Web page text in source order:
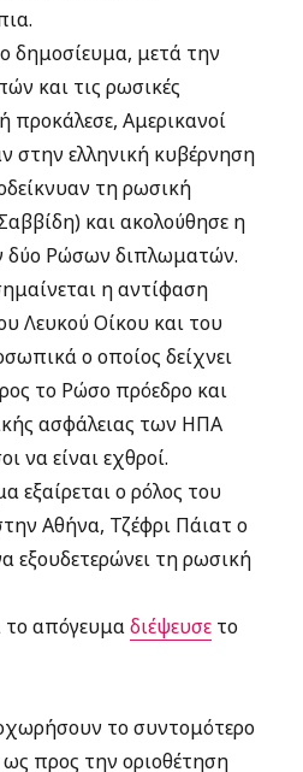
δημοσίευμα, μετά την
και τις ρωσικές
προκάλεσε, Αμερικανοί
στην ελληνική κυβέρνηση
τη ρωσική
και ακολούθησε η
δύο Ρώσων διπλωματών.
η αντίφαση
Λευκού Οίκου και του
ο οποίος δείχνει
το Ρώσο πρόεδρο και
ασφάλειας των ΗΠΑ
να είναι εχθροί.
εξαίρεται ο ρόλος του
Αθήνα, Τζέφρι Πάιατ ο
εξουδετερώνει τη ρωσική
το απόγευμαδιέψευσε το
το συντομότερο
προς την οριοθέτηση